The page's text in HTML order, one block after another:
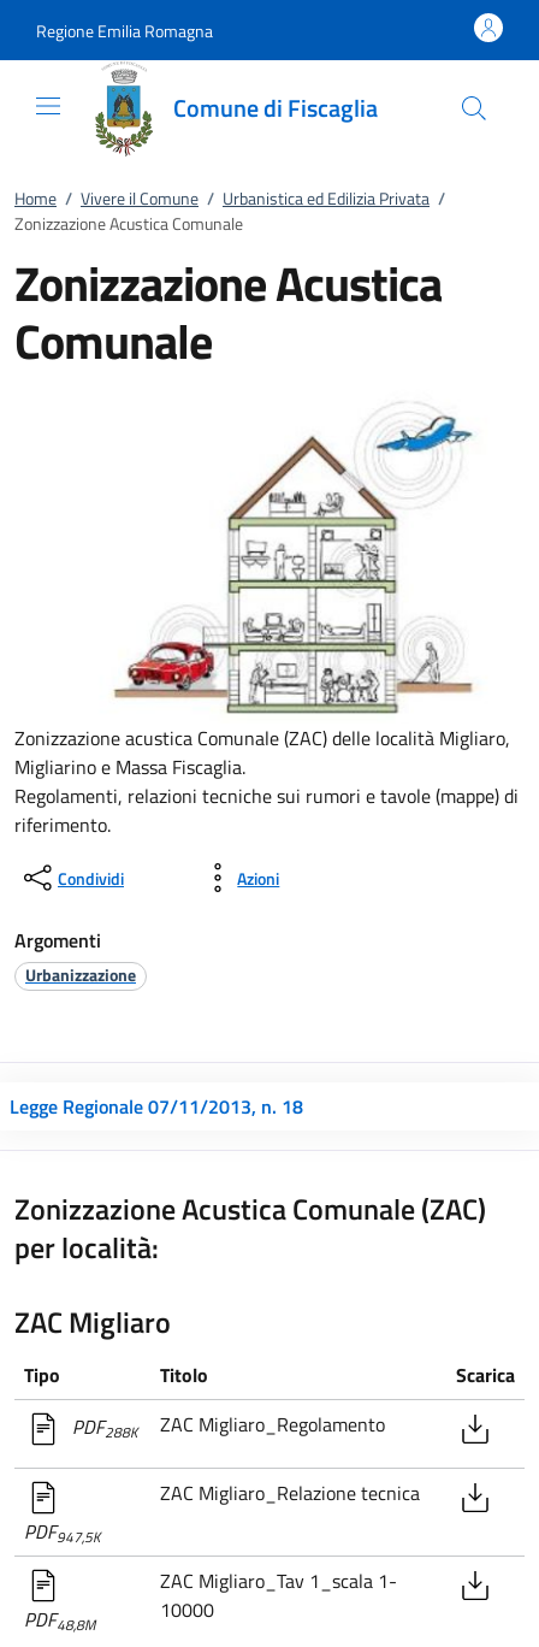
Regione Emilia Romagna
Comune di Fiscaglia
Home / Vivere il Comune / Urbanistica ed Edilizia Privata /
Zonizzazione Acustica Comunale
Zonizzazione Acustica
Comunale
Zonizzazione acustica Comunale (ZAC) delle località Migliaro,
Migliarino e Massa Fiscaglia.
Regolamenti, relazioni tecniche sui rumori e tavole (mappe) di
riferimento.
Condividi Azioni
Argomenti
Urbanizzazione
Legge Regionale 07/11/2013, n. 18
Zonizzazione Acustica Comunale (ZAC)
per località:
ZAC Migliaro
Tipo Titolo
Scarica
PDF288K ZAC Migliaro_Regolamento
PDF947,5K
ZAC Migliaro_Relazione tecnica
PDF48,8M
ZAC Migliaro_Tav 1_scala 1-
10000